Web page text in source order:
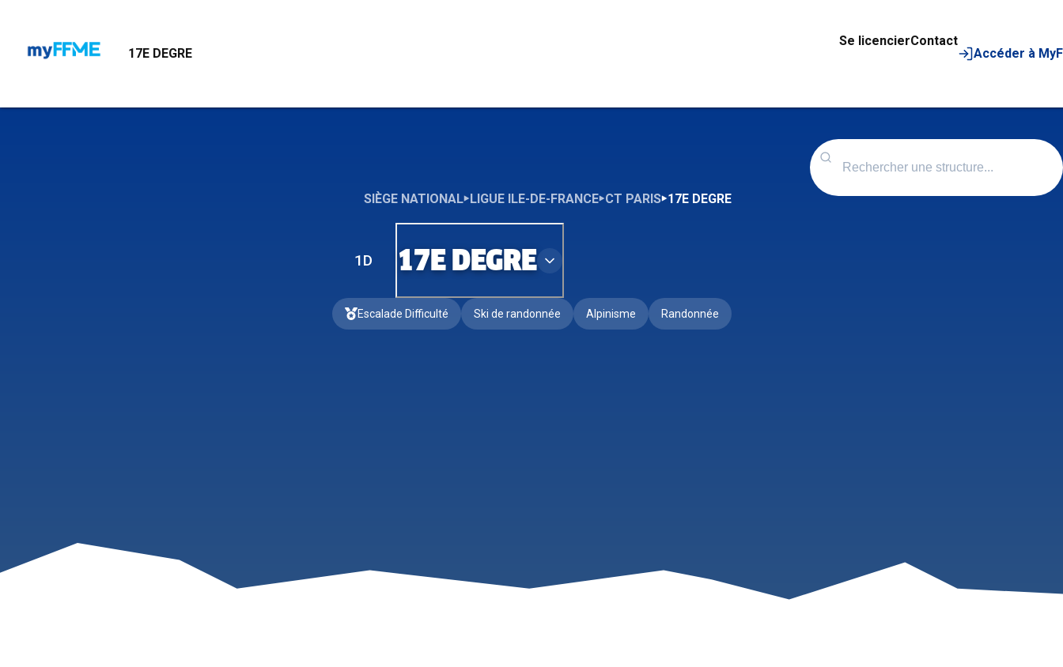
17E DEGRE
Se licencierContact
Accéder à
SIÈGE NATIONAL LIGUE ILE-DE-FRANCE CT PARIS 17E DEGRE
1D 17E DEGRE
Escalade Difficulté Ski de randonnée Alpinisme Randonnée